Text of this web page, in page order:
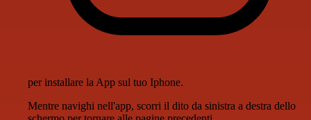
per installare la App sul tuo Iphone.
Mentre navighi nell'app, scorri il dito da sinistra a destra dello